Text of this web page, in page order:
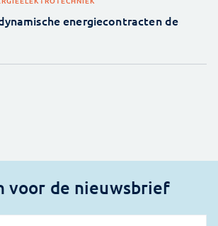
energiecontracten de
voor de nieuwsbrief